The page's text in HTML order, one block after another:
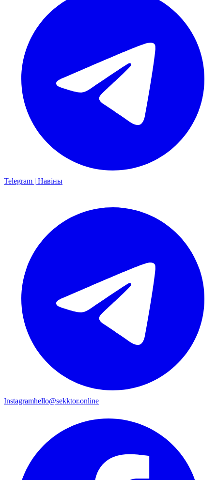
Telegram | Навіны
Instagramhello@sekktor.online